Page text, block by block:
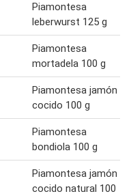
Piamontesa
leberwurst 125 g
Piamontesa
mortadela 100 g
Piamontesa jamón
cocido 100 g
Piamontesa
bondiola 100 g
Piamontesa jamón
cocido natural 100